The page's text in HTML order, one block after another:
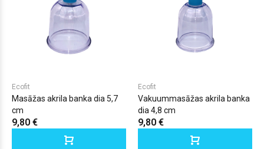
Ecofit
Masāžas akrila banka dia 5,7
cm
9,80 €
Ecofit
Vakuummasāžas akrila banka
dia 4,8 cm
9,80 €